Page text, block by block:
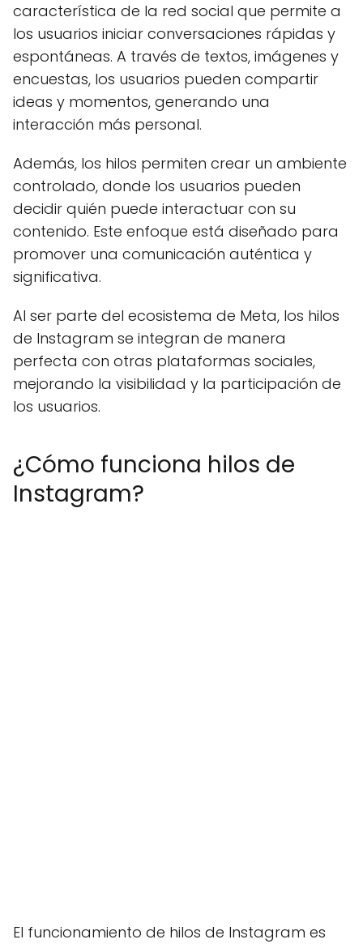
característica de la red social que permite a
los usuarios iniciar conversaciones rápidas y
espontáneas. A través de textos, imágenes y
encuestas, los usuarios pueden compartir
ideas y momentos, generando una
interacción más personal.
Además, los hilos permiten crear un ambiente
controlado, donde los usuarios pueden
decidir quién puede interactuar con su
contenido. Este enfoque está diseñado para
promover una comunicación auténtica y
significativa.
Al ser parte del ecosistema de Meta, los hilos
de Instagram se integran de manera
perfecta con otras plataformas sociales,
mejorando la visibilidad y la participación de
los usuarios.
¿Cómo funciona hilos de
Instagram?
El funcionamiento de hilos de Instagram es